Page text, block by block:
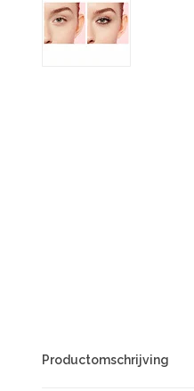
Productomschrijving